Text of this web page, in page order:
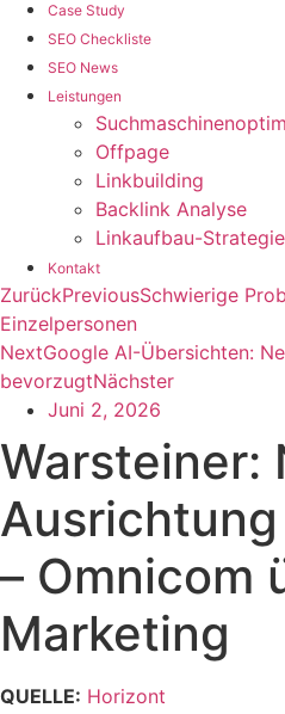
Case Study
SEO Checkliste
SEO News
Leistungen
Offpage
Linkbuilding
Backlink Analyse
Linkaufbau-
Kontakt
ZurückPreviousSchwierige
Einzelpersonen
NextGoogle AI-Übersichten:
bevorzugtNächster
Juni 2, 2026
Warsteiner:
– Omnicom
Marketing
QUELLE: Horizont